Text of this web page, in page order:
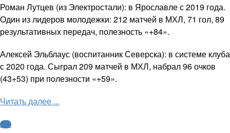
Роман Лутцев (из Электростали): в Ярославле с 2019 года.
Один из лидеров молодежки: 212 матчей в МХЛ, 71 гол, 89
результативных передач, полезность «+84».
Алексей Эльблаус (воспитанник Северска): в системе клуба
с 2020 года. Сыграл 209 матчей в МХЛ, набрал 96 очков
(43+53) при полезности «+59».
Читать далее ...
КХЛ